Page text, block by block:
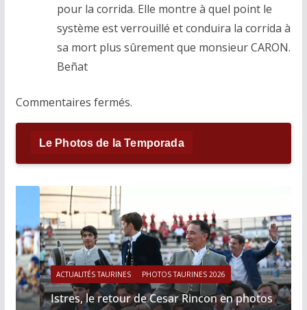
pour la corrida. Elle montre à quel point le
système est verrouillé et conduira la corrida à
sa mort plus sûrement que monsieur CARON.
Beñat
Commentaires fermés.
Le Photos de la Temporada
ACTUALITÉS TAURINES PHOTOS TAURINES 2026
Istres, le retour de Cesar Rincon en photos